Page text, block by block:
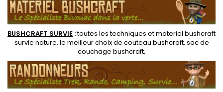
BUSHCRAFT SURVIE :toutes les techniques etmateriel bushcraft
survie nature, le meilleur choix de couteau bushcraft, sac de
couchage bushcraft,